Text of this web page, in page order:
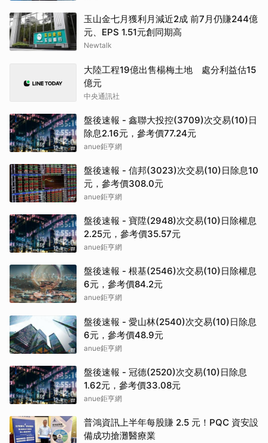
玉山金七月獲利月減近2成 前7月仍賺244億
元、EPS 1.51元創同期高
Newtalk
大陸工程19億出售楊梅土地 處分利益估15
億元
中央通訊社
盤後速報 - 鑫聯大投控(3709)次交易(10)日
除息2.16元，參考價77.24元
anue鉅亨網
盤後速報 - 信邦(3023)次交易(10)日除息10
元，參考價308.0元
anue鉅亨網
盤後速報 - 寶陞(2948)次交易(10)日除權息
2.25元，參考價35.57元
anue鉅亨網
盤後速報 - 根基(2546)次交易(10)日除權息
6元，參考價84.2元
anue鉅亨網
盤後速報 - 愛山林(2540)次交易(10)日除息
6元，參考價48.9元
anue鉅亨網
盤後速報 - 冠德(2520)次交易(10)日除息
1.62元，參考價33.08元
anue鉅亨網
普鴻資訊上半年每股賺 2.5 元！PQC 資安設
備成功搶灘醫療業